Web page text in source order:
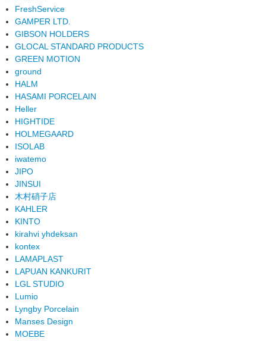
FreshService
GAMPER LTD.
GIBSON HOLDERS
GLOCAL STANDARD PRODUCTS
GREEN MOTION
ground
HALM
HASAMI PORCELAIN
Heller
HIGHTIDE
HOLMEGAARD
ISOLAB
iwatemo
JIPO
JINSUI
木村硝子店
KAHLER
KINTO
kirahvi yhdeksan
kontex
LAMAPLAST
LAPUAN KANKURIT
LGL STUDIO
Lumio
Lyngby Porcelain
Manses Design
MOEBE